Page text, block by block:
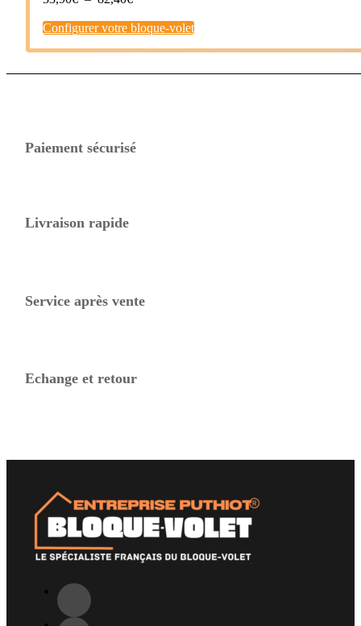
prix :
33,90€
82,40€
Configurer votre bloque-volet
Paiement sécurisé
Livraison rapide
Service après vente
Echange et retour